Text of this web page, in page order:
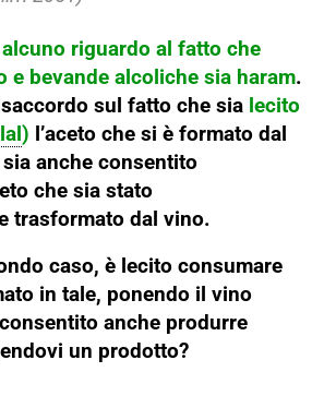
alcuno riguardo al fatto che
e bevande alcoliche sia haram.
sul fatto che sia lecito
) l’aceto che si è formato dal
anche consentito
che sia stato
trasformato dal vino.
caso, è lecito consumare
in tale, ponendo il vino
anche produrre
un prodotto?